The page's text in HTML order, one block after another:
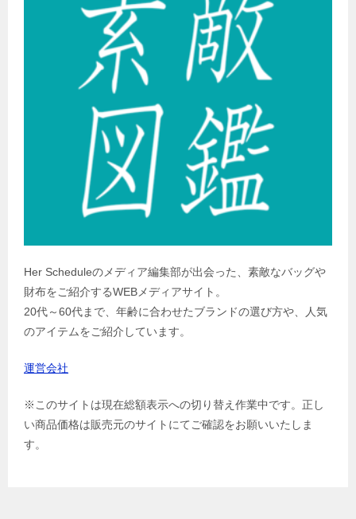
Her Scheduleのメディア編集部が出会った、素敵なバッグや
財布をご紹介するWEBメディアサイト。
20代～60代まで、年齢に合わせたブランドの選び方や、人気
のアイテムをご紹介しています。
運営会社
※このサイトは現在総額表示への切り替え作業中です。正し
い商品価格は販売元のサイトにてご確認をお願いいたしま
す。